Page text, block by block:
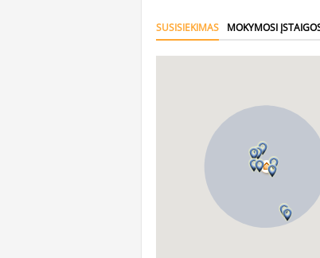
SUSISIEKIMAS MOKYMOSI